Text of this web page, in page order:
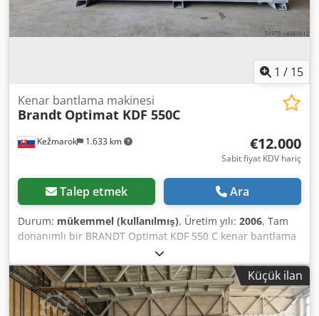
1 / 15
Kežmarok 1.633 km
Kenar bantlama makinesi
Brandt Optimat KDF 550C
€12.000
Sabit fiyat KDV hariç
Talep etmek Ara
Durum: mükemmel (kullanılmış), Üretim yılı: 2006, Tam
donanımlı bir BRANDT Optimat KDF 550 C kenar bantlama
makinesi satıyorum, üretim yılı 2006: Yapılandırma: Giriş
çiti manuel olarak ayarlanabilir Kalıplama bağlantısı
manuel olarak ayarlanabilir EVA kenar bandı Dodpsq A N
Nuofx Anuokr Servomotorik olarak ayarlanabilen kalıp
basınç bölgesi Pnömatik olarak ayarlanabilen çapraz kesim
Küçük ilan